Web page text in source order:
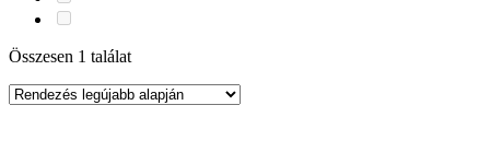
Összesen 1 találat